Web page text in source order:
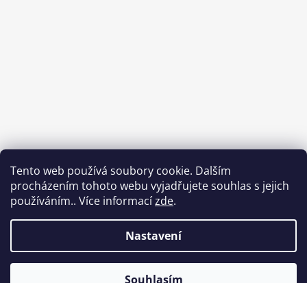
Tento web používá soubory cookie. Dalším
procházením tohoto webu vyjadřujete souhlas s jejich
používáním.. Více informacízde.
Nastavení
Souhlasím
Facebook
DnesObouvam.cz. Všechna práva vyhrazena.